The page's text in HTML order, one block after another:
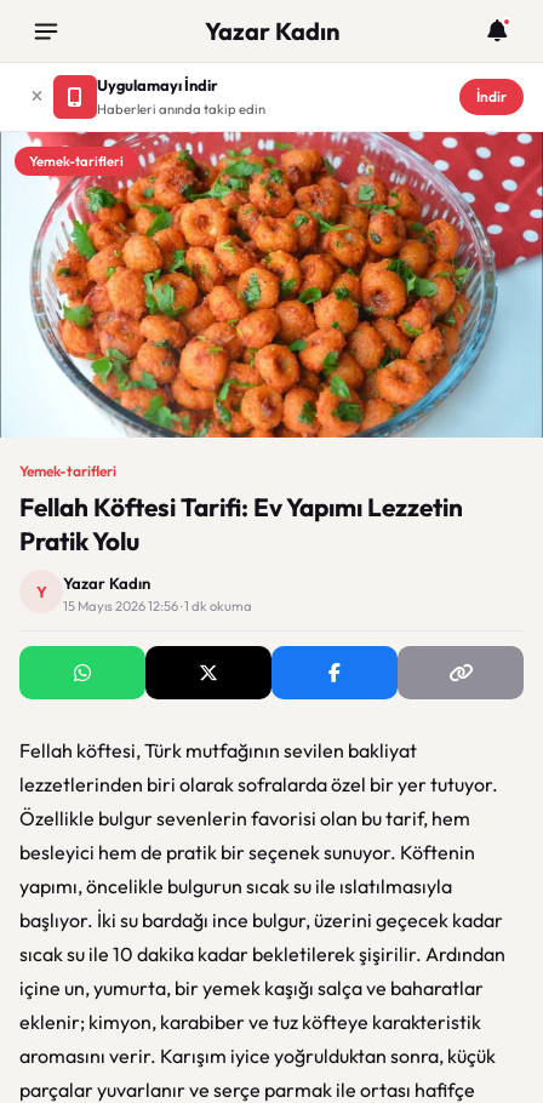
Yazar Kadın
Uygulamayı İndir
Haberleri anında takip edin
İndir
Yemek-tarifleri
Yemek-tarifleri
Fellah Köftesi Tarifi: Ev Yapımı Lezzetin
Pratik Yolu
Y Yazar Kadın
15 Mayıs 2026 12:56 · 1 dk okuma
Fellah köftesi, Türk mutfağının sevilen bakliyat
lezzetlerinden biri olarak sofralarda özel bir yer tutuyor.
Özellikle bulgur sevenlerin favorisi olan bu tarif, hem
besleyici hem de pratik bir seçenek sunuyor. Köftenin
yapımı, öncelikle bulgurun sıcak su ile ıslatılmasıyla
başlıyor. İki su bardağı ince bulgur, üzerini geçecek kadar
sıcak su ile 10 dakika kadar bekletilerek şişirilir. Ardından
içine un, yumurta, bir yemek kaşığı salça ve baharatlar
eklenir; kimyon, karabiber ve tuz köfteye karakteristik
aromasını verir. Karışım iyice yoğrulduktan sonra, küçük
parçalar yuvarlanır ve serçe parmak ile ortası hafifçe